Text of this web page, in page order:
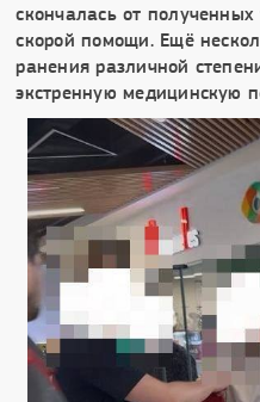
скончалась от
скорой помощи. Ещё
ранения различной
экстренную медицинскую